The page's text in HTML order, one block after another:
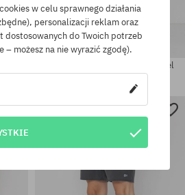
Boardshorty Salty Crew Channel
179,90 PLN
-34%
w celu sprawnego działania
personalizacji reklam oraz
dostosowanych do Twoich potrzeb
– możesz na nie wyrazić zgodę).